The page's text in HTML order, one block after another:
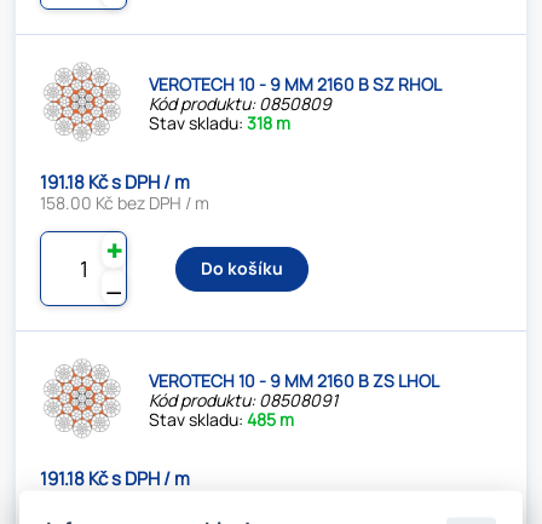
VEROTECH 10 - 9 MM 2160 B SZ RHOL
Kód produktu: 0850809
Stav skladu:318 m
191.18 Kč s DPH / m
158.00 Kč bez DPH / m
⚊
✚
Do košíku
VEROTECH 10 - 9 MM 2160 B ZS LHOL
Kód produktu: 08508091
Stav skladu:485 m
191.18 Kč s DPH / m